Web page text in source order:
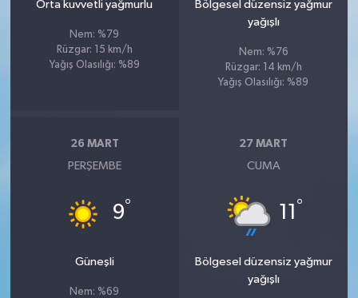
Orta kuvvetli yağmurlu
Nem: %79
Rüzgar: 15 km/h
Yağış Olasılığı: %89
Bölgesel düzensiz yağmur
yağışlı
Nem: %76
Rüzgar: 14 km/h
Yağış Olasılığı: %89
26 MART
PERŞEMBE
9°
Güneşli
Nem: %69
27 MART
CUMA
11 °
Bölgesel düzensiz yağmur
yağışlı